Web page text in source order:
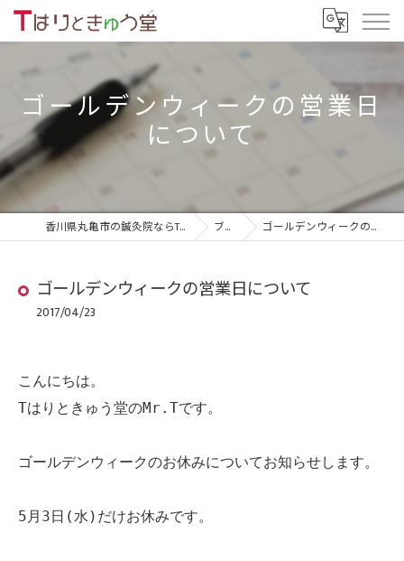
ゴールデンウィークの営業日
について
香川県丸亀市の鍼灸院ならTはりときゅう堂 ブログ ゴールデンウィークの営業日について
ゴールデンウィークの営業日について
2017/04/23
こんにちは。
Tはりときゅう堂のMr.Tです。
ゴールデンウィークのお休みについてお知らせします。
5月3日(水)だけお休みです。